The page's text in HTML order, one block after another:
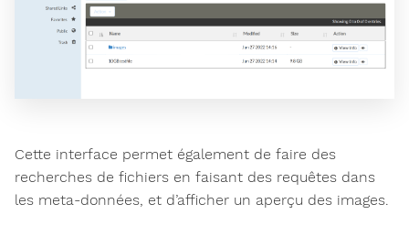
Cette interface permet également de faire des
recherches de fichiers en faisant des requêtes dans
les meta-données, et d’afficher un aperçu des images.